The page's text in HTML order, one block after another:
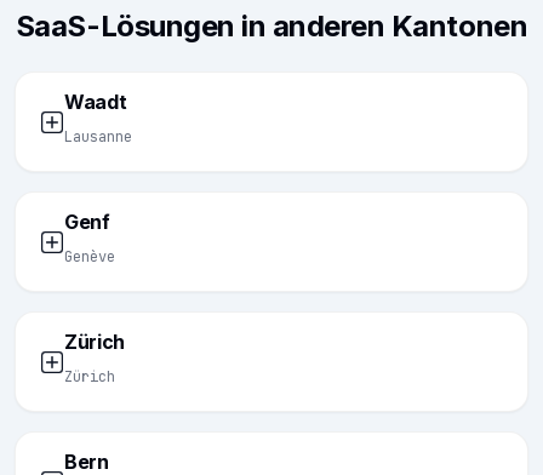
SaaS-Lösungen in anderen Kantonen
Waadt
Lausanne
Genf
Genève
Zürich
Zürich
Bern